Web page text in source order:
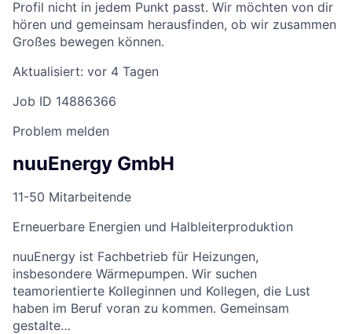
Profil nicht in jedem Punkt passt. Wir möchten von dir
hören und gemeinsam herausfinden, ob wir zusammen
Großes bewegen können.
Aktualisiert: vor 4 Tagen
Job ID 14886366
Problem melden
nuuEnergy GmbH
11-50 Mitarbeitende
Erneuerbare Energien und Halbleiterproduktion
nuuEnergy ist Fachbetrieb für Heizungen,
insbesondere Wärmepumpen. Wir suchen
teamorientierte Kolleginnen und Kollegen, die Lust
haben im Beruf voran zu kommen. Gemeinsam
gestalte…